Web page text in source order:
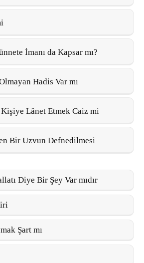
İmanı da Kapsar mı?
Hadis Var mı
Lânet Etmek Caiz mi
Bir Uzvun Defnedilmesi
Diye Bir Şey Var mıdır
Şart mı